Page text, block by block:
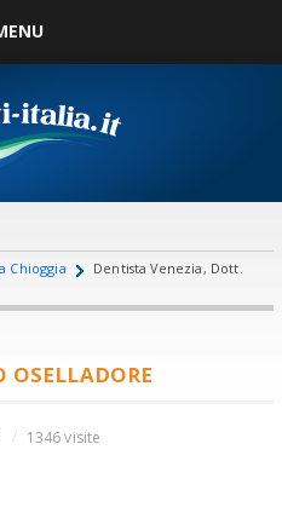
Chioggia
Dentista Venezia, Dott.
OSELLADORE
1346 visite